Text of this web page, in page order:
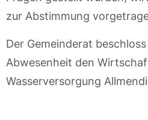
zur Abstimmung
Der Gemeinderat
Abwesenheit den
Wasserversorgung